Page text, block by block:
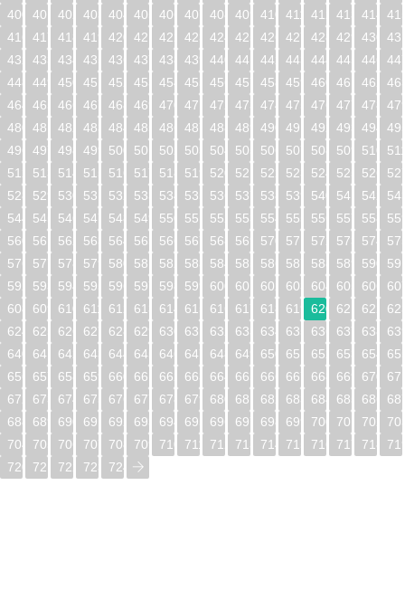
400
401 402 403 404 405 406 407 408 409 410 411 412 413 414
416
417 418 419 420 421 422 423 424 425 426 427 428 429 430
432
433 434 435 436 437 438 439 440 441 442 443 444 445 446
448
449 450 451 452 453 454 455 456 457 458 459 460 461 462
464
465 466 467 468 469 470 471 472 473 474 475 476 477 478
480
481 482 483 484 485 486 487 488 489 490 491 492 493 494
496
497 498 499 500 501 502 503 504 505 506 507 508 509 510
512
513 514 515 516 517 518 519 520 521 522 523 524 525 526
528
529 530 531 532 533 534 535 536 537 538 539 540 541 542
544
545 546 547 548 549 550 551 552 553 554 555 556 557 558
560
561 562 563 564 565 566 567 568 569 570 571 572 573 574
576
577 578 579 580 581 582 583 584 585 586 587 588 589 590
592
593 594 595 596 597 598 599 600 601 602 603 604 605 606
608
609 610 611 612 613 614 615 616 617 618 619 620 621 622
624
625 626 627 628 629 630 631 632 633 634 635 636 637 638
640
641 642 643 644 645 646 647 648 649 650 651 652 653 654
656
657 658 659 660 661 662 663 664 665 666 667 668 669 670
672
673 674 675 676 677 678 679 680 681 682 683 684 685 686
688
689 690 691 692 693 694 695 696 697 698 699 700 701 702
704
705 706 707 708 709 710 711 712 713 714 715 716 717 718
720
721 722 723 724